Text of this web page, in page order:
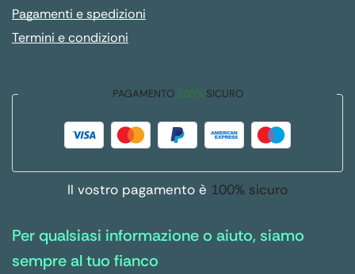
Pagamenti e spedizioni
Termini e condizioni
PAGAMENTO 100% SICURO
Il vostro pagamento è 100% sicuro
Per qualsiasi informazione o aiuto, siamo
sempre al tuo fianco